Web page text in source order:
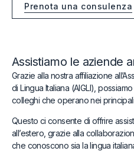
Prenota una consulenza
Assistiamo le aziende
Grazie alla nostra affiliazione
di Lingua Italiana (AIGLI),
colleghi che operano nei
Questo ci consente di offrire
allʼestero, grazie alla
che conoscono sia la lingua